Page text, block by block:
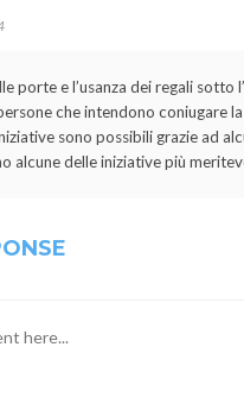
porte e l’usanza dei regali
che intendono coniugare
sono possibili grazie ad
alcune delle iniziative più